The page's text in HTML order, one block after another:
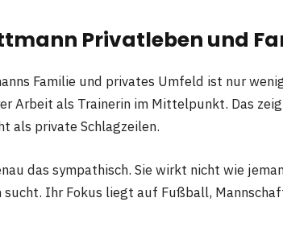
Privatleben und
Familie und privates Umfeld ist nur
Arbeit als Trainerin im Mittelpunkt. Das
als private Schlagzeilen.
das sympathisch. Sie wirkt nicht wie
sucht. Ihr Fokus liegt auf Fußball,